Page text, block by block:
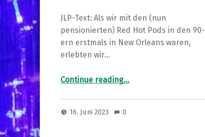
JLP-Text: Als wir mit den (nun
pensionierten) Red Hot Pods in den 90-
ern erstmals in New Orleans waren,
erlebten wir…
Continue reading“Duke Heitger – Original Storyville Jazzband”
…
16. Juni 2023 0